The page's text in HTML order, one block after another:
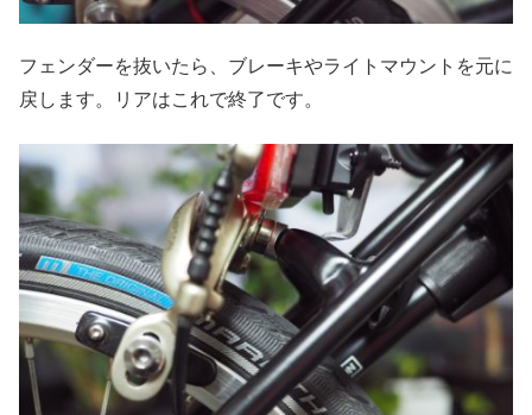
フェンダーを抜いたら、ブレーキやライトマウントを元に
戻します。リアはこれで終了です。